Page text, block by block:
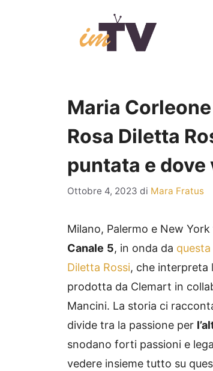
Maria
Rosa Diletta
puntata e dove
Ottobre 4, 2023 di Mara Fratus
Milano, Palermo e New
Canale 5, in onda da questa
Diletta Rossi, che interpreta
prodotta da Clemart in
Mancini. La storia ci
divide tra la passione per
snodano forti passioni e
vedere insieme tutto su